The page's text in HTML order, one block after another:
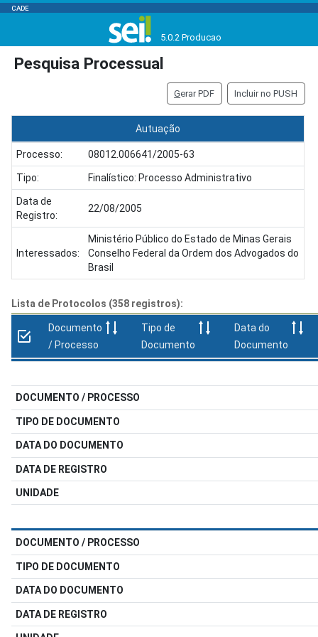
CADE
5.0.2 Producao
Pesquisa Processual
Gerar PDF Incluir no PUSH
Autuação
Processo: 08012.006641/2005-63
Tipo: Finalístico: Processo Administrativo
Data de
Registro:
22/08/2005
Interessados:
Ministério Público do Estado de Minas Gerais
Conselho Federal da Ordem dos Advogados do
Brasil
Lista de Protocolos (358 registros):
Documento
/ Processo
Tipo de
Documento
Data do
Documento